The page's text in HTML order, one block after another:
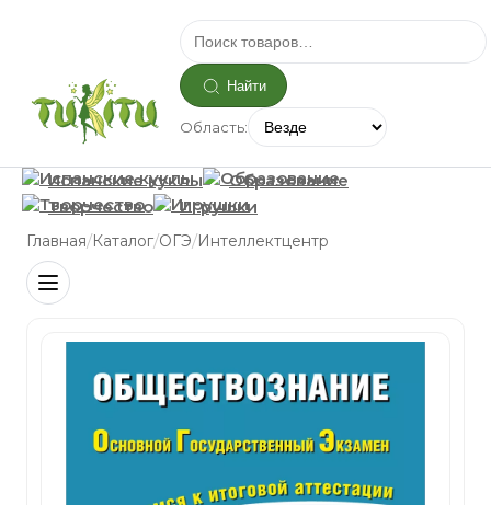
Найти
Область:
Испанские куклы
Образование
Творчество
Игрушки
Главная/Каталог/ОГЭ/Интеллектцентр